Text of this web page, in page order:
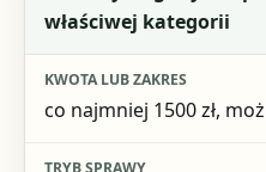
Tryb sprawy
właściwej kategorii
co najmniej 1500 zł,